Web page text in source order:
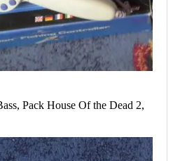
Pack House Of the Dead 2,